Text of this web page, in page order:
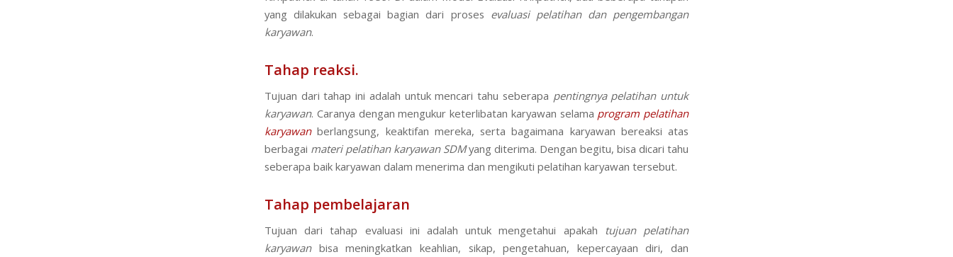
yang dilakukan sebagai bagian dari proses evaluasi pelatihan dan pengembangan
karyawan.
Tahap reaksi.
Tujuan dari tahap ini adalah untuk mencari tahu seberapa pentingnya pelatihan untuk
karyawan. Caranya dengan mengukur keterlibatan karyawan selama program pelatihan
karyawanberlangsung, keaktifan mereka, serta bagaimana karyawan bereaksi atas
berbagai materipelatihan karyawan SDMyang diterima. Dengan begitu, bisa dicari tahu
seberapa baik karyawan dalam menerima dan mengikuti pelatihan karyawan tersebut.
Tahap pembelajaran
Tujuan dari tahap evaluasi ini adalah untuk mengetahui apakah tujuanpelatihan
karyawanbisa meningkatkan keahlian, sikap, pengetahuan, kepercayaan diri, dan